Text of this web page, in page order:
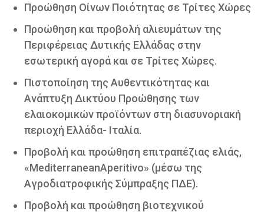
Προώθηση Οίνων Ποιότητας σε Τρίτες Χώρες
Προώθηση και προβολή αλιευμάτων της
Περιφέρειας Δυτικής Ελλάδας στην
εσωτερική αγορά και σε Τρίτες Χώρες.
Πιστοποίηση της Αυθεντικότητας και
Ανάπτυξη Δικτύου Προώθησης των
ελαιοκομικών προϊόντων στη διασυνοριακή
περιοχή Ελλάδα- Ιταλία.
Προβολή και προώθηση επιτραπέζιας ελιάς,
«MediterraneanAperitivo» (μέσω της
Αγροδιατροφικής Σύμπραξης ΠΔΕ).
Προβολή και προώθηση βιοτεχνικού